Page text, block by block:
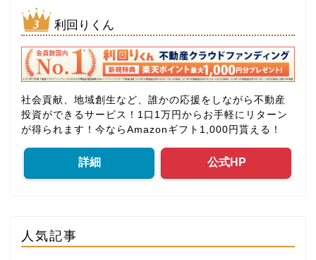
利回りくん
社会貢献、地域創生など、誰かの応援をしながら不動産
投資ができるサービス！1口1万円からお手軽にリターン
が得られます！今ならAmazonギフト1,000円貰える！
詳細 公式HP
人気記事